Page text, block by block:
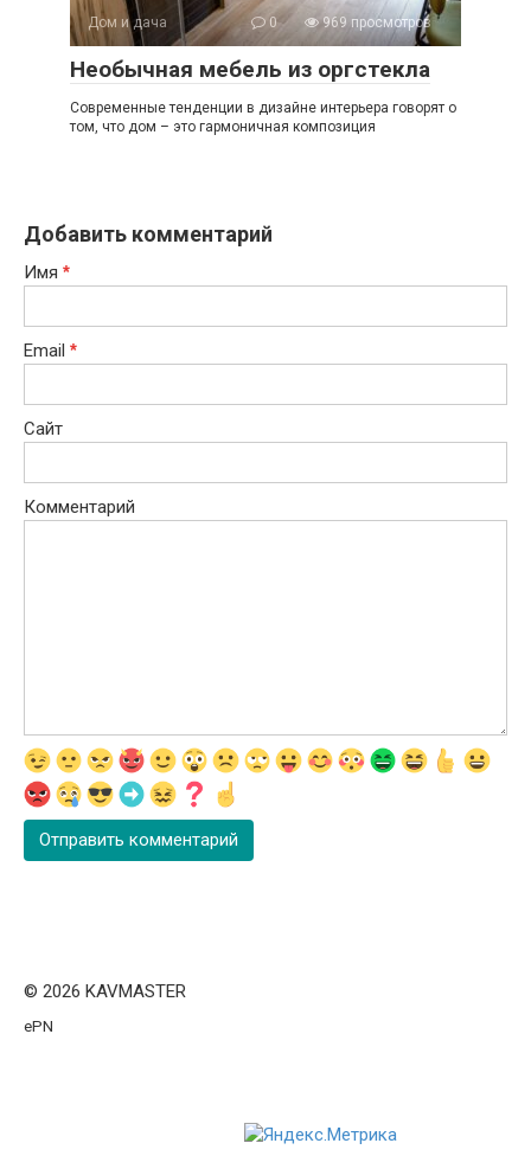
Дом и дача 0 969 просмотров
Необычная мебель из оргстекла
Современные тенденции в дизайне интерьера говорят о
том, что дом – это гармоничная композиция
Добавить комментарий
Имя *
Email *
Сайт
Комментарий
© 2026 KAVMASTER
ePN